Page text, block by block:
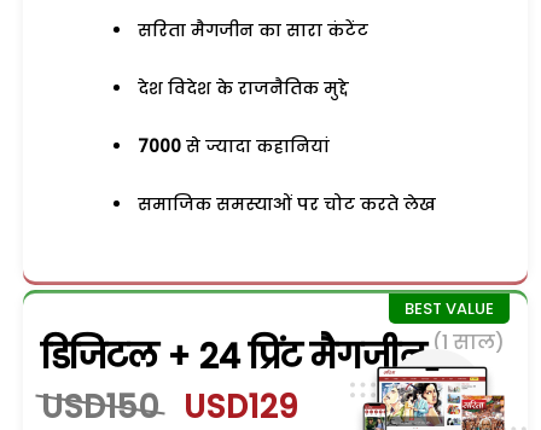
सरिता मैगजीन का सारा कंटेंट
देश विदेश के राजनैतिक मुद्दे
7000 से ज्यादा कहानियां
समाजिक समस्याओं पर चोट करते लेख
डिजिटल + 24 प्रिंट मैगजीन (1 साल)
USD150 USD129